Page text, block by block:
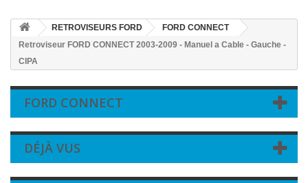
RETROVISEURS FORD
FORD CONNECT
Retroviseur FORD CONNECT 2003-2009 - Manuel a Cable - Gauche -
CIPA
FORD CONNECT
DÉJÀ VUS